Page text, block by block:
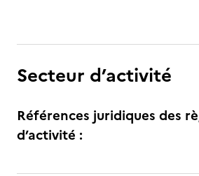
Secteur d’activité
Références juridiques des
d’activité :